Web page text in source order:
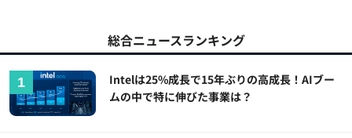
総合ニュースランキング
Intelは25%成長で15年ぶりの高成長！AIブー
ムの中で特に伸びた事業は？